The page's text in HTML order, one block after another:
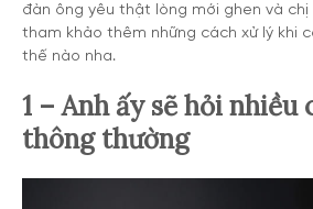
đàn ông yêu thật lòng mới ghen và
tham khảo thêm những cách xử lý khi
thế nào nha.
1 – Anh ấy sẽ hỏi nhiều
thông thường